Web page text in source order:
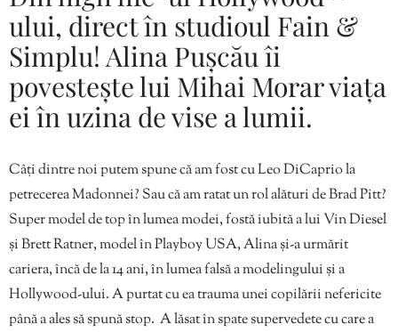
ului, direct în studioul Fain &
Simplu! Alina Pușcău îi
povestește lui Mihai Morar viața
ei în uzina de vise a lumii.
Câți dintre noi putem spune că am fost cu Leo DiCaprio la
petrecerea Madonnei? Sau că am ratat un rol alături de Brad Pitt?
Super model de top în lumea modei, fostă iubită a lui Vin Diesel
și Brett Ratner, model în Playboy USA, Alina și-a urmărit
cariera, încă de la 14 ani, în lumea falsă a modelingului și a
Hollywood-ului. A purtat cu ea trauma unei copilării nefericite
până a ales să spună stop. A lăsat în spate supervedete cu care a